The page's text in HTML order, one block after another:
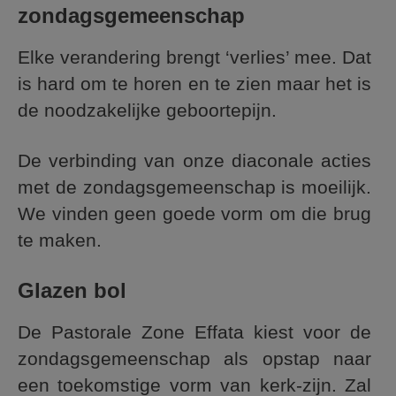
zondagsgemeenschap
Elke verandering brengt ‘verlies’ mee. Dat
is hard om te horen en te zien maar het is
de noodzakelijke geboortepijn.
De verbinding van onze diaconale acties
met de zondagsgemeenschap is moeilijk.
We vinden geen goede vorm om die brug
te maken.
Glazen bol
De Pastorale Zone Effata kiest voor de
zondagsgemeenschap als opstap naar
een toekomstige vorm van kerk-zijn. Zal